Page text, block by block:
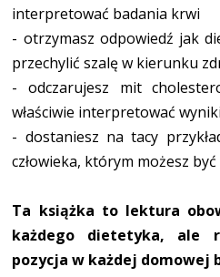
interpretować badania krwi
- otrzymasz odpowiedź jak
przechylić szalę w kierunku
- odczarujesz mit
właściwie interpretować
- dostaniesz na tacy
człowieka, którym możesz
Ta książka to lektura
każdego dietetyka, ale
pozycja w każdej domowej